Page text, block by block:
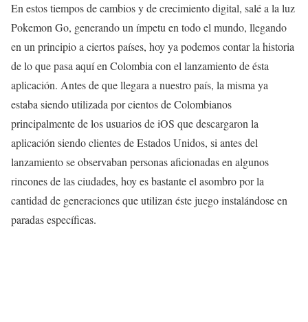
En estos tiempos de cambios y de crecimiento digital, salé a la luz
Pokemon Go, generando un ímpetu en todo el mundo, llegando
en un principio a ciertos países, hoy ya podemos contar la historia
de lo que pasa aquí en Colombia con el lanzamiento de ésta
aplicación. Antes de que llegara a nuestro país, la misma ya
estaba siendo utilizada por cientos de Colombianos
principalmente de los usuarios de iOS que descargaron la
aplicación siendo clientes de Estados Unidos, si antes del
lanzamiento se observaban personas aficionadas en algunos
rincones de las ciudades, hoy es bastante el asombro por la
cantidad de generaciones que utilizan éste juego instalándose en
paradas específicas.